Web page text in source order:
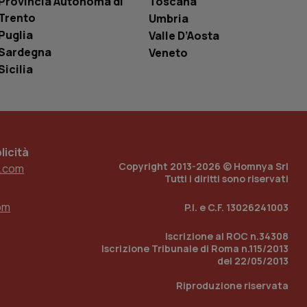
Umbria
Valle D’Aosta
Veneto
Copyright 2013-2026 © Homnya Srl
Tutti i diritti sono riservati
P.I. e C.F. 13026241003
Iscrizione al ROC n.34308
Iscrizione Tribunale di Roma n.115/2013
del 22/05/2013
Riproduzione riservata
un numero
in cui viene
sito, ma un
di accesso per
Analytics
per mantenere
traccia
incorporati
del sito web sta
di
traccia
incorporati